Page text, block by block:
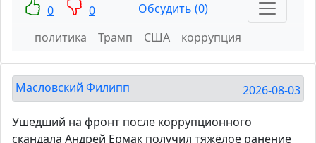
0 0
Обсудить (0)
политика
Трамп США коррупция
Масловский Филипп 2026-08-03
Ушедший на фронт после коррупционного
скандала Андрей Ермак получил тяжёлое ранение